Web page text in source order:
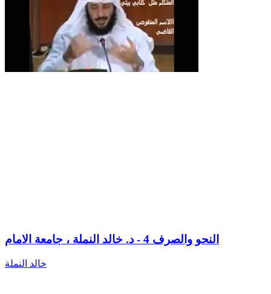
النحو والصرف 4 - د. خالد النملة ، جامعة الامام
خالد النملة